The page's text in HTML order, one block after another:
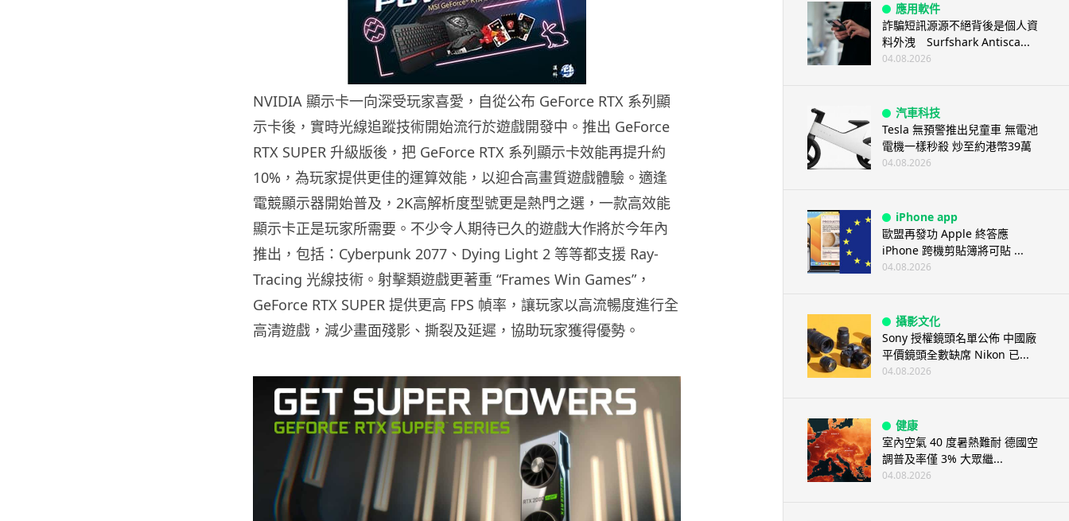
NVIDIA 顯示卡一向深受玩家喜愛，自從公布 GeForce RTX 系列顯
示卡後，實時光線追蹤技術開始流行於遊戲開發中。推出 GeForce
RTX SUPER 升級版後，把 GeForce RTX 系列顯示卡效能再提升約
10%，為玩家提供更佳的運算效能，以迎合高畫質遊戲體驗。適逢
電競顯示器開始普及，2K高解析度型號更是熱門之選，一款高效能
顯示卡正是玩家所需要。不少令人期待已久的遊戲大作將於今年內
推出，包括：Cyberpunk 2077、Dying Light 2 等等都支援 Ray-
Tracing 光線技術。射擊類遊戲更著重 “Frames Win Games”，
GeForce RTX SUPER 提供更高 FPS 幀率，讓玩家以高流暢度進行全
高清遊戲，減少畫面殘影、撕裂及延遲，協助玩家獲得優勢。
應用軟件
詐騙短訊源源不絕背後是個人資
料外洩 Surfshark Antisca...
04.08.2026
汽車科技
Tesla 無預警推出兒童車 無電池
電機一樣秒殺 炒至約港幣39萬
04.08.2026
iPhone app
歐盟再發功 Apple 終答應
iPhone 跨機剪貼簿將可貼 ...
04.08.2026
攝影文化
Sony 授權鏡頭名單公佈 中國廠
平價鏡頭全數缺席 Nikon 已...
04.08.2026
健康
室內空氣 40 度暑熱難耐 德國空
調普及率僅 3% 大眾繼...
04.08.2026